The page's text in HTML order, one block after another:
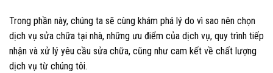
Trong phần này, chúng ta sẽ cùng khám phá lý do vì sao nên chọn
dịch vụ sửa chữa tại nhà, những ưu điểm của dịch vụ, quy trình tiếp
nhận và xử lý yêu cầu sửa chữa, cũng như cam kết về chất lượng
dịch vụ từ chúng tôi.